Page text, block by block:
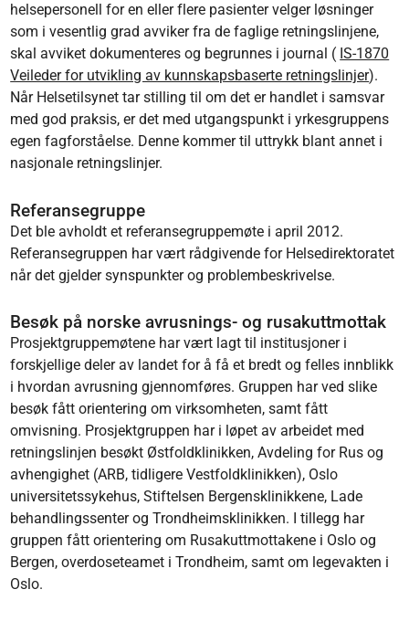
helsepersonell for en eller flere pasienter velger løsninger
som i vesentlig grad avviker fra de faglige retningslinjene,
skal avviket dokumenteres og begrunnes i journal ( IS-1870
Veileder for utvikling av kunnskapsbaserte retningslinjer).
Når Helsetilsynet tar stilling til om det er handlet i samsvar
med god praksis, er det med utgangspunkt i yrkesgruppens
egen fagforståelse. Denne kommer til uttrykk blant annet i
nasjonale retningslinjer.
Referansegruppe
Det ble avholdt et referansegruppemøte i april 2012.
Referansegruppen har vært rådgivende for Helsedirektoratet
når det gjelder synspunkter og problembeskrivelse.
Besøk på norske avrusnings- og rusakuttmottak
Prosjektgruppemøtene har vært lagt til institusjoner i
forskjellige deler av landet for å få et bredt og felles innblikk
i hvordan avrusning gjennomføres. Gruppen har ved slike
besøk fått orientering om virksomheten, samt fått
omvisning. Prosjektgruppen har i løpet av arbeidet med
retningslinjen besøkt Østfoldklinikken, Avdeling for Rus og
avhengighet (ARB, tidligere Vestfoldklinikken), Oslo
universitetssykehus, Stiftelsen Bergensklinikkene, Lade
behandlingssenter og Trondheimsklinikken. I tillegg har
gruppen fått orientering om Rusakuttmottakene i Oslo og
Bergen, overdoseteamet i Trondheim, samt om legevakten i
Oslo.